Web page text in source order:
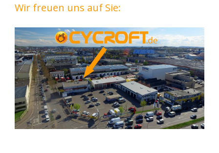
Wir freuen uns auf Sie: